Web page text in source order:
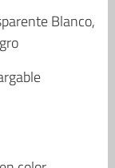
Blanco,